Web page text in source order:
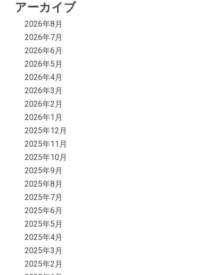
アーカイブ
2026年8月
2026年7月
2026年6月
2026年5月
2026年4月
2026年3月
2026年2月
2026年1月
2025年12月
2025年11月
2025年10月
2025年9月
2025年8月
2025年7月
2025年6月
2025年5月
2025年4月
2025年3月
2025年2月